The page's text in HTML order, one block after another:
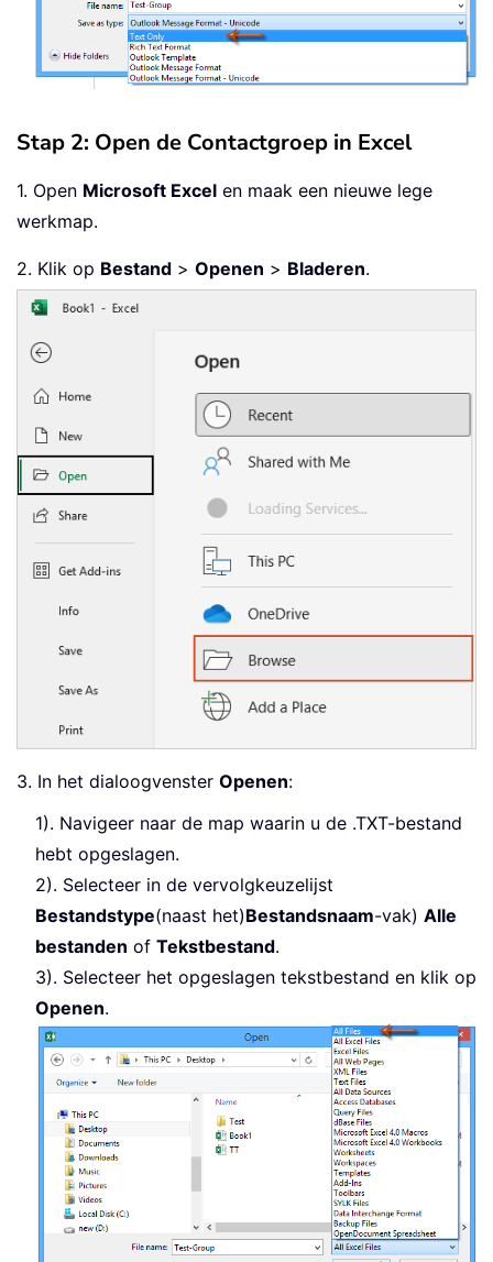
Stap 2: Open de Contactgroep in Excel
1. Open Microsoft Excel en maak een nieuwe lege
werkmap.
2. Klik op Bestand > Openen > Bladeren.
3. In het dialoogvenster Openen:
1). Navigeer naar de map waarin u de .TXT-bestand
hebt opgeslagen.
2). Selecteer in de vervolgkeuzelijst
Bestandstype(naast het)Bestandsnaam-vak) Alle
bestanden of Tekstbestand.
3). Selecteer het opgeslagen tekstbestand en klik op
Openen.